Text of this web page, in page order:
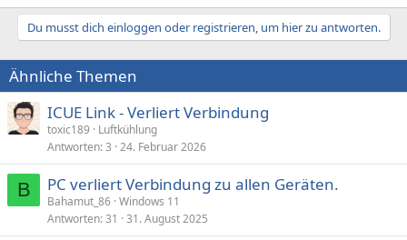
Du musst dich einloggen oder registrieren, um hier zu antworten.
Ähnliche Themen
ICUE Link - Verliert Verbindung
toxic189
Luftkühlung
Antworten 3 24. Februar 2026
B PC verliert Verbindung zu allen Geräten.
Bahamut_86 Windows 11
Antworten 31 31. August 2025